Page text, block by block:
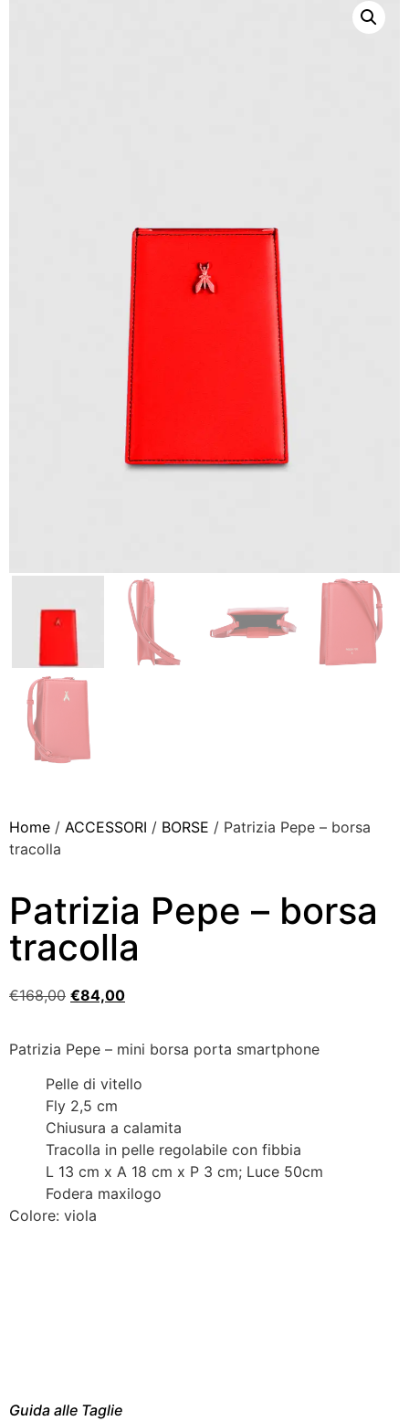
Home / ACCESSORI / BORSE / Patrizia Pepe – borsa
tracolla
Patrizia Pepe – borsa
tracolla
€168,00 €84,00
Patrizia Pepe – mini borsa porta smartphone
Pelle di vitello
Fly 2,5 cm
Chiusura a calamita
Tracolla in pelle regolabile con fibbia
L 13 cm x A 18 cm x P 3 cm; Luce 50cm
Fodera maxilogo
Colore: viola
Guida alle Taglie